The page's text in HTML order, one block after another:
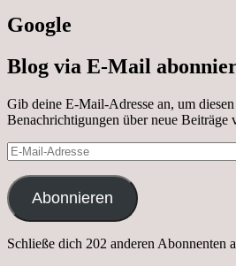
Google
Blog via E-Mail
Gib deine E-Mail-Adresse an, um
Benachrichtigungen über neue Beiträge
E-
Mail-
Adresse
Abonnieren
Schließe dich 202 anderen Abonnenten